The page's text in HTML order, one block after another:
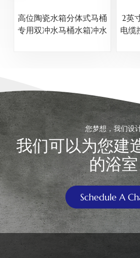
高位陶瓷水箱分体式马桶
专用双冲水马桶水箱冲水
2英
电缆
您梦想，我们设
我们可以为您建
的浴室
Schedule A